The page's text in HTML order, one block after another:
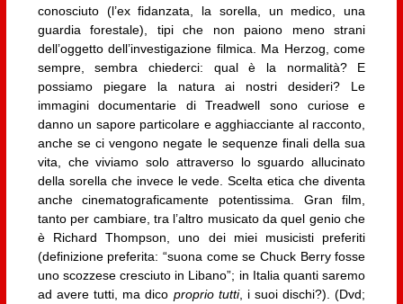
conosciuto (l’ex fidanzata, la sorella, un medico, una
guardia forestale), tipi che non paiono meno strani
dell’oggetto dell’investigazione filmica. Ma Herzog, come
sempre, sembra chiederci: qual è la normalità? E
possiamo piegare la natura ai nostri desideri? Le
immagini documentarie di Treadwell sono curiose e
danno un sapore particolare e agghiacciante al racconto,
anche se ci vengono negate le sequenze finali della sua
vita, che viviamo solo attraverso lo sguardo allucinato
della sorella che invece le vede. Scelta etica che diventa
anche cinematograficamente potentissima. Gran film,
tanto per cambiare, tra l’altro musicato da quel genio che
è Richard Thompson, uno dei miei musicisti preferiti
(definizione preferita: “suona come se Chuck Berry fosse
uno scozzese cresciuto in Libano”; in Italia quanti saremo
ad avere tutti, ma dico proprio tutti, i suoi dischi?). (Dvd;